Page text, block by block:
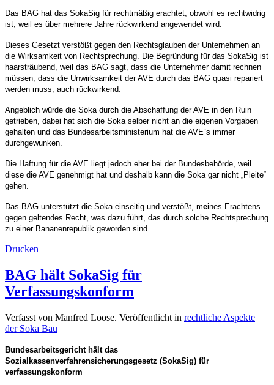
Das BAG hat das SokaSig für rechtmäßig erachtet, obwohl es rechtwidrig
ist, weil es über mehrere Jahre rückwirkend angewendet wird.
Dieses Gesetzt verstößt gegen den Rechtsglauben der Unternehmen an
die Wirksamkeit von Rechtsprechung. Die Begründung für das SokaSig ist
haarsträubend, weil das BAG sagt, dass die Unternehmer damit rechnen
müssen, dass die Unwirksamkeit der AVE durch das BAG quasi repariert
werden muss, auch rückwirkend.
Angeblich würde die Soka durch die Abschaffung der AVE in den Ruin
getrieben, dabei hat sich die Soka selber nicht an die eigenen Vorgaben
gehalten und das Bundesarbeitsministerium hat die AVE`s immer
durchgewunken.
Die Haftung für die AVE liegt jedoch eher bei der Bundesbehörde, weil
diese die AVE genehmigt hat und deshalb kann die Soka gar nicht „Pleite“
gehen.
Das BAG unterstützt die Soka einseitig und verstößt, meines Erachtens
gegen geltendes Recht, was dazu führt, das durch solche Rechtsprechung
zu einer Bananenrepublik geworden sind.
Drucken
BAG hält SokaSig für
Verfassungskonform
Verfasst von Manfred Loose. Veröffentlicht in rechtliche Aspekte
der Soka Bau
Bundesarbeitsgericht hält das
Sozialkassenverfahrensicherungsgesetz (SokaSig) für
verfassungskonform